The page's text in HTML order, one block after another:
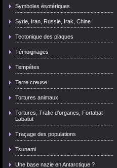
Symboles ésotériques
Syrie, Iran, Russie, Irak, Chine
Tectonique des plaques
Témoignages
Tempêtes
Terre creuse
Tortures animaux
Tortures, Trafic d'organes, Fortabat
Labatut
Traçage des populations
Tsunami
Une base nazie en Antarctique ?